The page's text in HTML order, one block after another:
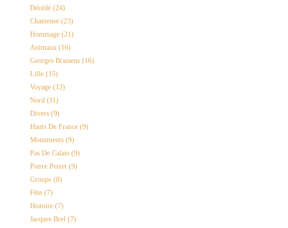
Décédé (24)
Chanteuse (23)
Hommage (21)
Animaux (16)
Georges Brassens (16)
Lille (15)
Voyage (12)
Nord (11)
Divers (9)
Hauts De France (9)
Monuments (9)
Pas De Calais (9)
Pierre Perret (9)
Groupe (8)
Fête (7)
Histoire (7)
Jacques Brel (7)